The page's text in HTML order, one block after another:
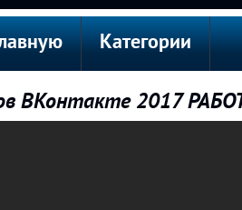
Категории
ВКонтакте 2017